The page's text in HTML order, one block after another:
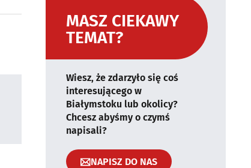
MASZ CIEKAWY
TEMAT?
Wiesz, że zdarzyło się coś
interesującego w
Białymstoku lub okolicy?
Chcesz abyśmy o czymś
napisali?
NAPISZ DO NAS